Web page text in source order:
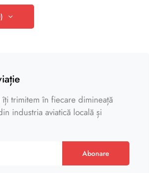
trimitem în fiecare dimineață
industria aviatică locală și
Abonare